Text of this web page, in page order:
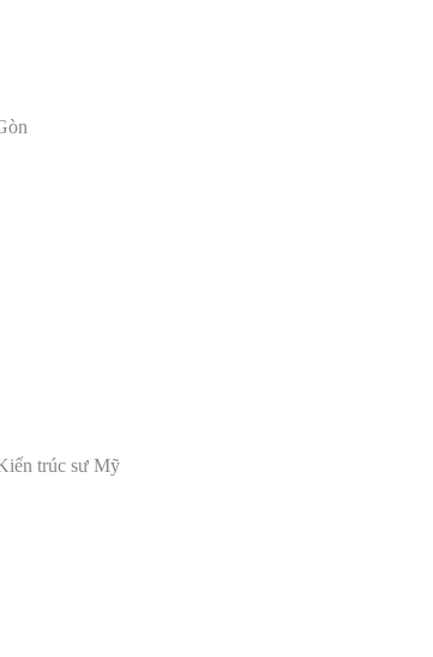
ến trúc sư Mỹ